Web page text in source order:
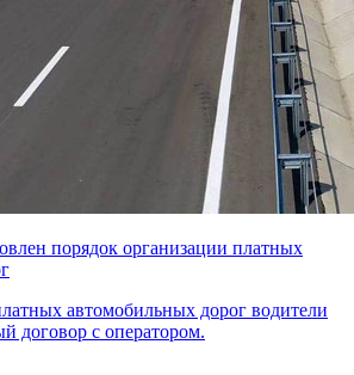
порядок организации платных
автомобильных дорог водители
договор с оператором.